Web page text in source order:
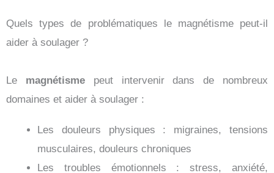
Quels types de problématiques le magnétisme peut-il
aider à soulager ?
Le magnétismepeut intervenir dans de nombreux
domaines et aider à soulager :
Les douleurs physiques : migraines, tensions
musculaires, douleurs chroniques
Les troubles émotionnels : stress, anxiété,